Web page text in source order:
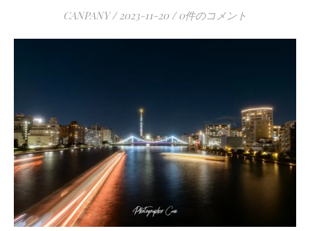
CANPANY / 2023-11-20 / 0件のコメント